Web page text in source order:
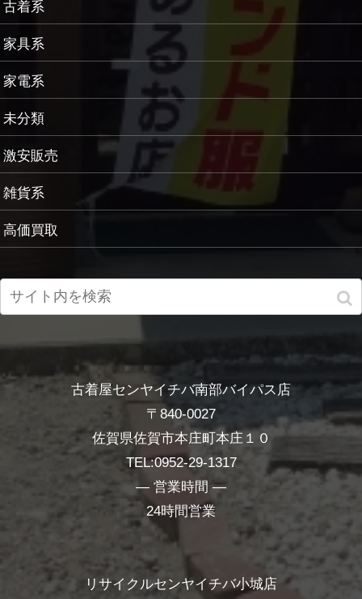
古着系
家具系
家電系
未分類
激安販売
雑貨系
高価買取
古着屋センヤイチバ南部バイパス店
〒840-0027
佐賀県佐賀市本庄町本庄１０
TEL:0952-29-1317
― 営業時間 ―
24時間営業
リサイクルセンヤイチバ小城店